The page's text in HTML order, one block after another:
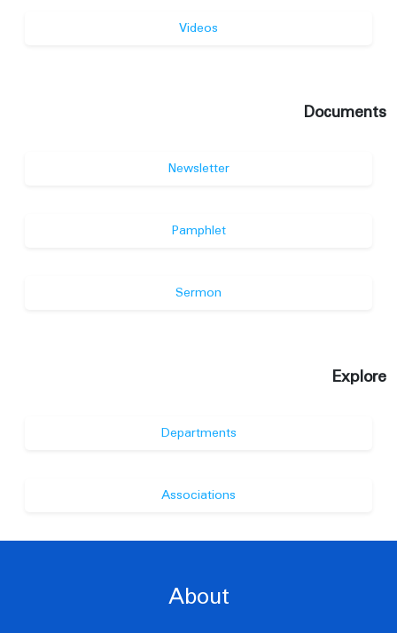
Videos
Documents
Newsletter
Pamphlet
Sermon
Explore
Departments
Associations
About